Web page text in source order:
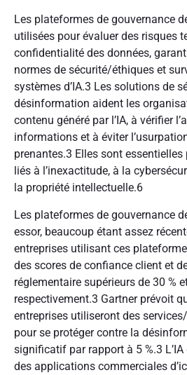
Les plateformes de gouvernance
utilisées pour évaluer des risques
confidentialité des données,
normes de sécurité/éthiques et
systèmes d’IA.3 Les solutions de
désinformation aident les
contenu généré par l’IA, à vérifier
informations et à éviter
prenantes.3 Elles sont
liés à l’inexactitude, à la
la propriété intellectuelle.6
Les plateformes de gouvernance
essor, beaucoup étant assez
entreprises utilisant ces
des scores de confiance client et
réglementaire supérieurs de 30 %
respectivement.3 Gartner prévoit
entreprises utiliseront des
pour se protéger contre la
significatif par rapport à 5 %.3
des applications commerciales